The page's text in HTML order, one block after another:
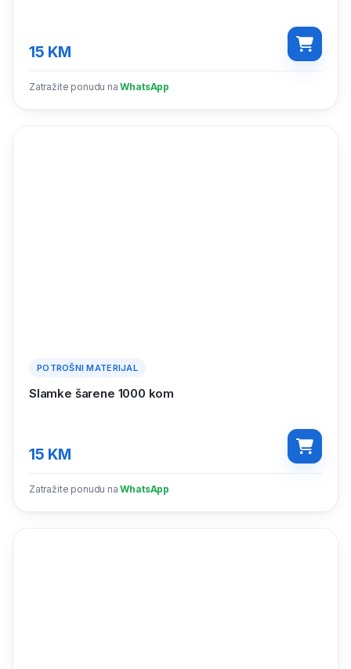
15 KM
Zatražite ponudu na WhatsApp
POTROŠNI MATERIJAL
Slamke šarene 1000 kom
15 KM
Zatražite ponudu na WhatsApp